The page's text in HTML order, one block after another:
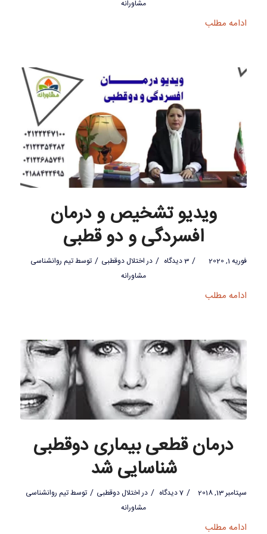
مشاورانه
ادامه مطلب
ویدیو تشخیص و درمان
افسردگی و دو قطبی
فوریه 1, 2020 / 3 دیدگاه / در اختلال دوقطبی / توسطتیم روانشناسی
مشاورانه
ادامه مطلب
درمان قطعی بیماری دوقطبی
شناسایی شد
سپتامبر 13, 2018 / 7 دیدگاه / در اختلال دوقطبی / توسطتیم روانشناسی
مشاورانه
ادامه مطلب